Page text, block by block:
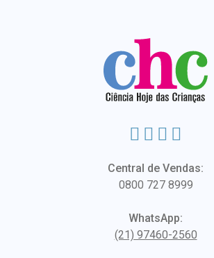
Central de Vendas:
0800 727 8999
WhatsApp:
(21) 97460-2560